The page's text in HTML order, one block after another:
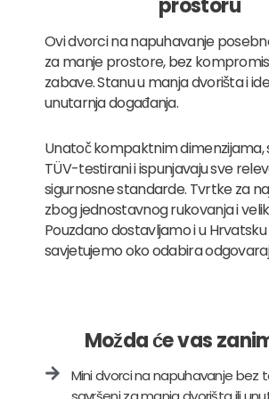
prostoru
Ovi dvorci na napuhavanje
za manje prostore, bez
zabave. Stanu u manja dvorišta i
unutarnja događanja.
Unatoč kompaktnim dimenzijama,
TÜV-testirani i ispunjavaju sve
sigurnosne standarde. Tvrtke za
zbog jednostavnog rukovanja i
Pouzdano dostavljamo i u
savjetujemo oko odabira
Možda će vas
Mini dvorci na napuhavanje bez